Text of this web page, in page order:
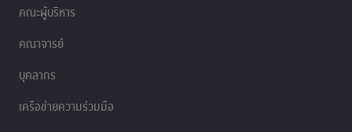
คณะผู้บริหาร
คณาจารย์
บุคลากร
เครือข่ายความร่วมมือ